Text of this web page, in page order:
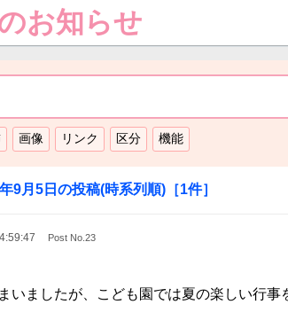
お知らせ
9月5日 の投稿(時系列順) ［1件］
Post No.23
いましたが、こども園では夏の楽しい行事